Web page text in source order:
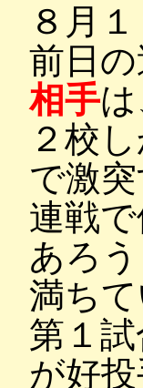
８月
前日
相手
２校
で激
連戦
あろ
満ちて
第１試
が好